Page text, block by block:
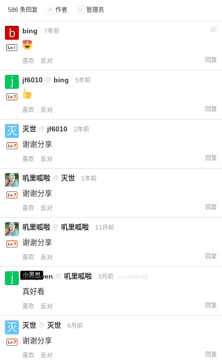
586 条回复 A 作者 M 管理员
bing 7年前
喜欢 反对 回复
jf6010 @ bing 5年前
喜欢 反对 回复
灭世 @ jf6010 2年前
谢谢分享
喜欢 反对 回复
叽里呱啦 @ 灭世 1年前
谢谢分享
喜欢 反对 回复
叽里呱啦 @ 叽里呱啦 11月前
谢谢分享
喜欢 反对 回复
小黑屋
jiangwen @ 叽里呱啦 3月前 via Android
真好看
喜欢 反对 回复
灭世 @ 灭世 6月前
谢谢分享
喜欢 反对 回复